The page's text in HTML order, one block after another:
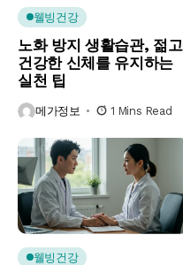
웰빙건강
노화 방지 생활습관, 젊고
건강한 신체를 유지하는
실천 팁
메가정보 1 Mins Read
웰빙건강